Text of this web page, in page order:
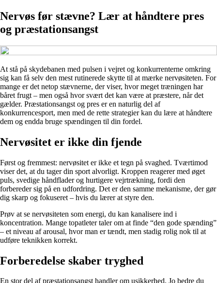
Nervøs før stævne? Lær at håndtere pres
og præstationsangst
At stå på skydebanen med pulsen i vejret og konkurrenterne omkring
sig kan få selv den mest rutinerede skytte til at mærke nervøsiteten. For
mange er det netop stævnerne, der viser, hvor meget træningen har
båret frugt – men også hvor svært det kan være at præstere, når det
gælder. Præstationsangst og pres er en naturlig del af
konkurrencesport, men med de rette strategier kan du lære at håndtere
dem og endda bruge spændingen til din fordel.
Nervøsitet er ikke din fjende
Først og fremmest: nervøsitet er ikke et tegn på svaghed. Tværtimod
viser det, at du tager din sport alvorligt. Kroppen reagerer med øget
puls, svedige håndflader og hurtigere vejrtrækning, fordi den
forbereder sig på en udfordring. Det er den samme mekanisme, der gør
dig skarp og fokuseret – hvis du lærer at styre den.
Prøv at se nervøsiteten som energi, du kan kanalisere ind i
koncentration. Mange topatleter taler om at finde “den gode spænding”
– et niveau af arousal, hvor man er tændt, men stadig rolig nok til at
udføre teknikken korrekt.
Forberedelse skaber tryghed
En stor del af præstationsangst handler om usikkerhed. Jo bedre du